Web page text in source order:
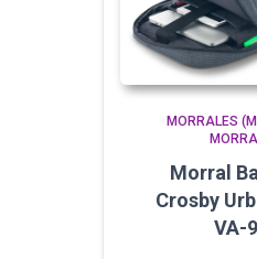
MORRALES
Morral
Crosby
VA-